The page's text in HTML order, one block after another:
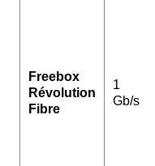
Freebox
Révolution
Fibre
1
Gb/s